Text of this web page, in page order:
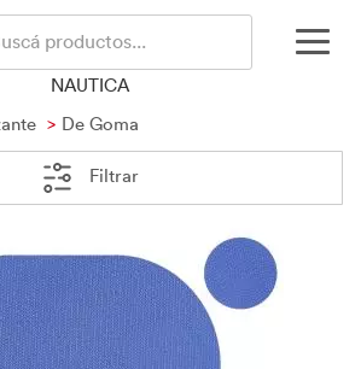
productos...
NAUTICA
De Goma
Filtrar